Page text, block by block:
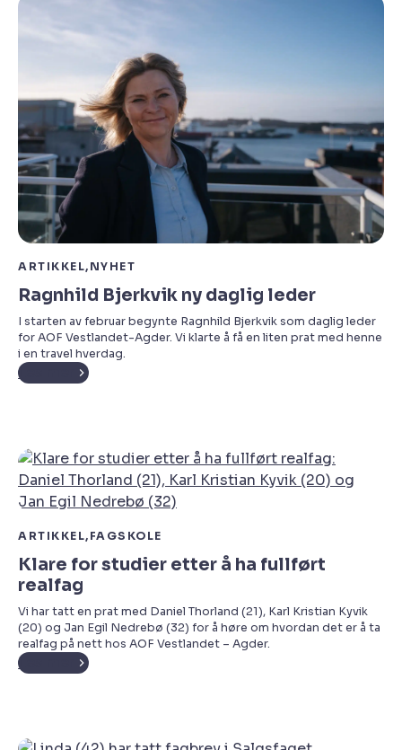
ARTIKKEL NYHET
Ragnhild Bjerkvik ny daglig leder
I starten av februar begynte Ragnhild Bjerkvik som daglig leder
for AOF Vestlandet-Agder. Vi klarte å få en liten prat med henne
i en travel hverdag.
Les mer
ARTIKKEL FAGSKOLE
Klare for studier etter å ha fullført
realfag
Vi har tatt en prat med Daniel Thorland (21), Karl Kristian Kyvik
(20) og Jan Egil Nedrebø (32) for å høre om hvordan det er å ta
realfag på nett hos AOF Vestlandet – Agder.
Les mer